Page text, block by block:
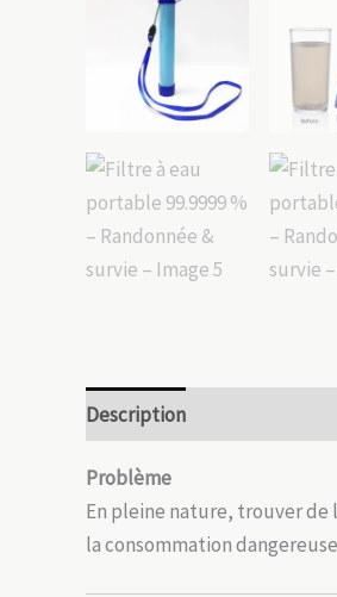
Description
Problème
En pleine nature, trouver de
la consommation